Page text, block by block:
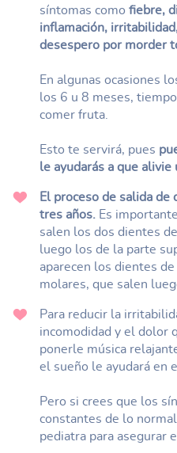
síntomas como fiebre,
inflamación,
desespero por morder
En algunas ocasiones
los 6 u 8 meses,
comer fruta.
Esto te servirá, pues
le ayudarás a que alivie
El proceso de salida
tres años. Es
salen los dos dientes
luego los de la parte
aparecen los dientes
molares, que salen
Para reducir la
incomodidad y el dolor
ponerle música
el sueño le ayudará en
Pero si crees que los
constantes de lo
pediatra para asegurar